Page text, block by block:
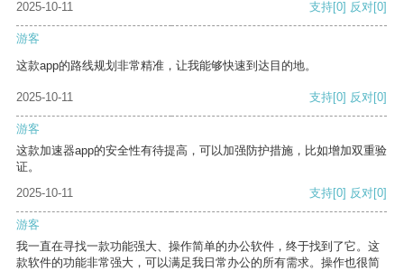
2025-10-11 支持[0] 反对[0]
游客
这款app的路线规划非常精准，让我能够快速到达目的地。
2025-10-11 支持[0] 反对[0]
游客
这款加速器app的安全性有待提高，可以加强防护措施，比如增加双重验
证。
2025-10-11
支持[0] 反对[0]
游客
我一直在寻找一款功能强大、操作简单的办公软件，终于找到了它。这
款软件的功能非常强大，可以满足我日常办公的所有需求。操作也很简